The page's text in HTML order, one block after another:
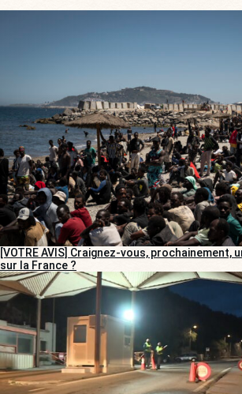
[VOTRE AVIS] Craignez-vous, prochainement,
sur la France ?